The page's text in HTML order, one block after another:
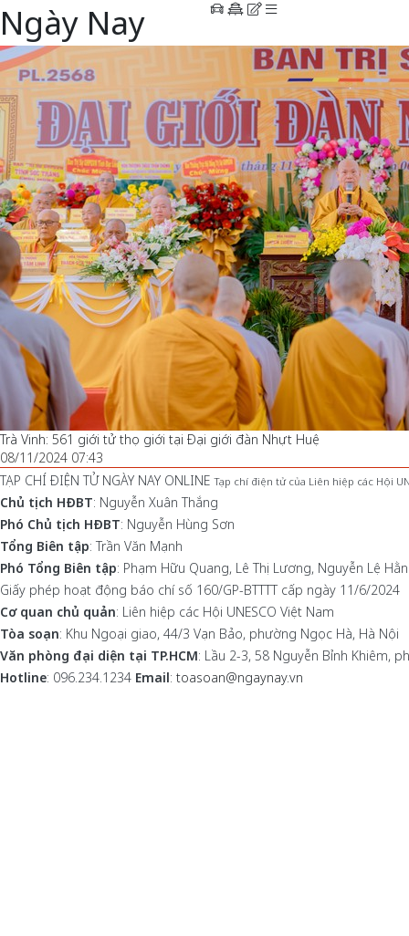
Ngày Nay
Trà Vinh: 561 giới tử thọ giới tại Đại giới đàn Nhựt Huệ
08/11/2024 07:43
TẠP CHÍ ĐIỆN TỬ NGÀY NAY ONLINE Tạp chí điện tử của Liên hiệp các Hội
Chủ tịch HĐBT: Nguyễn Xuân Thắng
Phó Chủ tịch HĐBT: Nguyễn Hùng Sơn
Tổng Biên tập: Trần Văn Mạnh
Phó Tổng Biên tập: Phạm Hữu Quang, Lê Thị Lương, Nguyễn Lệ
Giấy phép hoạt động báo chí số 160/GP-BTTTT cấp ngày 11/6/2024
Cơ quan chủ quản: Liên hiệp các Hội UNESCO Việt Nam
Tòa soạn: Khu Ngoại giao, 44/3 Vạn Bảo, phường Ngọc Hà, Hà Nội
Văn phòng đại diện tại TP.HCM: Lầu 2-3, 58 Nguyễn Bỉnh Khiêm,
Hotline: 096.234.1234 Email: toasoan@ngaynay.vn